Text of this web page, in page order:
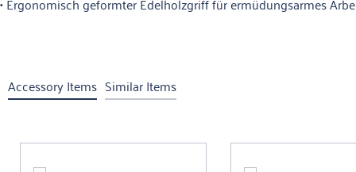
Accessory Items Similar Items